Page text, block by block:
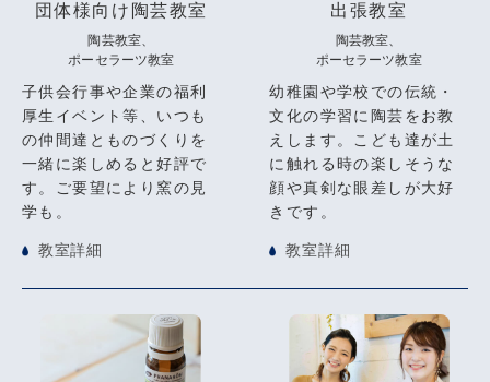
団体様向け陶芸教室
陶芸教室、
ポーセラーツ教室
子供会行事や企業の福利
厚生イベント等、いつも
の仲間達とものづくりを
一緒に楽しめると好評で
す。ご要望により窯の見
学も。
教室詳細
出張教室
陶芸教室、
ポーセラーツ教室
幼稚園や学校での伝統・
文化の学習に陶芸をお教
えします。こども達が土
に触れる時の楽しそうな
顔や真剣な眼差しが大好
きです。
教室詳細